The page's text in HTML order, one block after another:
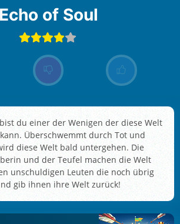
Echo of Soul
du einer der Wenigen der diese Welt
Überschwemmt durch Tot und
diese Welt bald untergehen. Die
und der Teufel machen die Welt
unschuldigen Leuten die noch übrig
gib ihnen ihre Welt zurück!